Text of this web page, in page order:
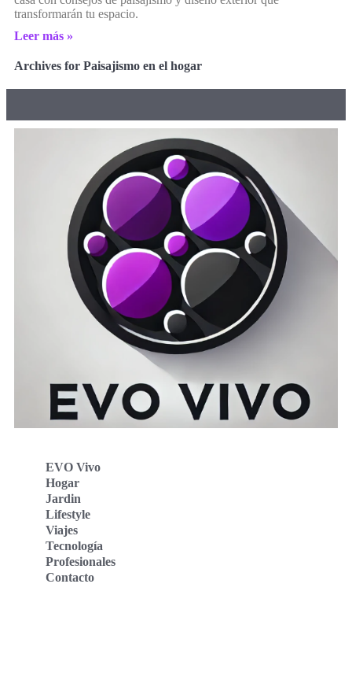
transformarán tu espacio.
Leer más »
Archives for Paisajismo en el hogar
EVO Vivo
Hogar
Jardin
Lifestyle
Viajes
Tecnología
Profesionales
Contacto